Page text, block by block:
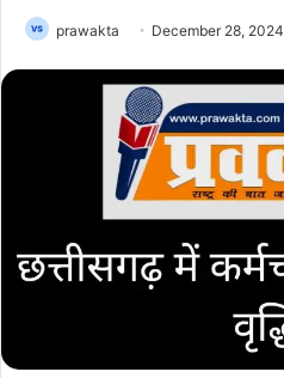
prawakta December 28, 2024